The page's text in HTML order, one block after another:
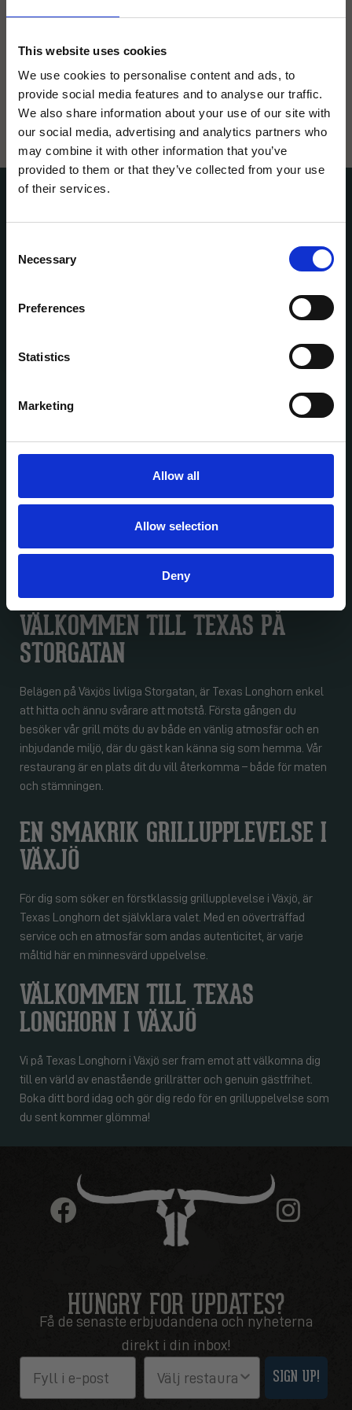
This website uses cookies
We use cookies to personalise content and ads, to
provide social media features and to analyse our traffic.
We also share information about your use of our site with
our social media, advertising and analytics partners who
may combine it with other information that you’ve
provided to them or that they’ve collected from your use
of their services.
Selection
Necessary
Preferences
Statistics
Marketing
Allow all
Allow selection
Deny
GRILL I VÄXJÖ
När du vill upptäcka grillens äkta essens, är Texas Longhorn
platsen att besöka. På vår grill i Växjö kombineras stadens
charm med en brinnande passion för grillning. Restaurangen
utmärker sig genom sin förmåga att framhäva råvarornas
kvalitet. våra kockar och serveringspersonal strävar efter att
varje besök ska bli en oförglömlig upplevelse.
DJUPA SMAKER PÅ TEXAS
LONGHORN I VÄXJÖ
Umami, den femte grundsmaken, spelar en huvudroll i Texas
förhöjer varje rätt och ger en extra dimension till
grillupplevelsen. Från saftiga biffar till välkryddade sidorätter.
På Texas Longhorn i Växjö är kött inte bara en ingrediens, det
är en passion. Med stor omsorg väljs kött av högsta kvalitet,
som sedan tillagas till perfektion. Detta resulterar i en
grillupplevelse som är svår att överträffa, med smaker som
stannar kvar länge.
Allt vårt kött är 100 % kvalitetskött – från noggrant utvalda
VÄLKOMMEN TILL TEXAS PÅ
STORGATAN
Belägen på Växjös livliga Storgatan, är Texas Longhorn enkel
att hitta och ännu svårare att motstå. Första gången du
besöker vår grill möts du av både en vänlig atmosfär och en
inbjudande miljö, där du gäst kan känna sig som hemma. Vår
restaurang är en plats dit du vill återkomma – både för maten
och stämningen.
EN SMAKRIK GRILLUPPLEVELSE I
VÄXJÖ
För dig som söker en förstklassig grillupplevelse i Växjö, är
Texas Longhorn det självklara valet. Med en oöverträffad
service och en atmosfär som andas autenticitet, är varje
måltid här en minnesvärd uppelvelse.
VÄLKOMMEN TILL TEXAS
LONGHORN I VÄXJÖ
Vi på Texas Longhorn i Växjö ser fram emot att välkomna dig
till en värld av enastående grillrätter och genuin gästfrihet.
Boka ditt bord idag och gör dig redo för en grilluppelvelse som
du sent kommer glömma!
HUNGRY FOR UPDATES?
Få de senaste erbjudandena och nyheterna
direkt i din inbox!
SIGN UP!